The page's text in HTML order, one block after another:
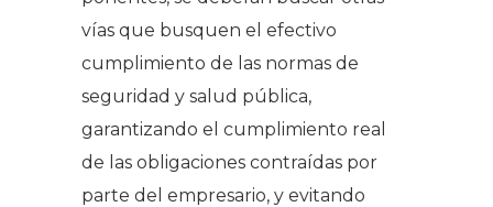
vías que busquen el efectivo
cumplimiento de las normas de
seguridad y salud pública,
garantizando el cumplimiento real
de las obligaciones contraídas por
parte del empresario, y evitando